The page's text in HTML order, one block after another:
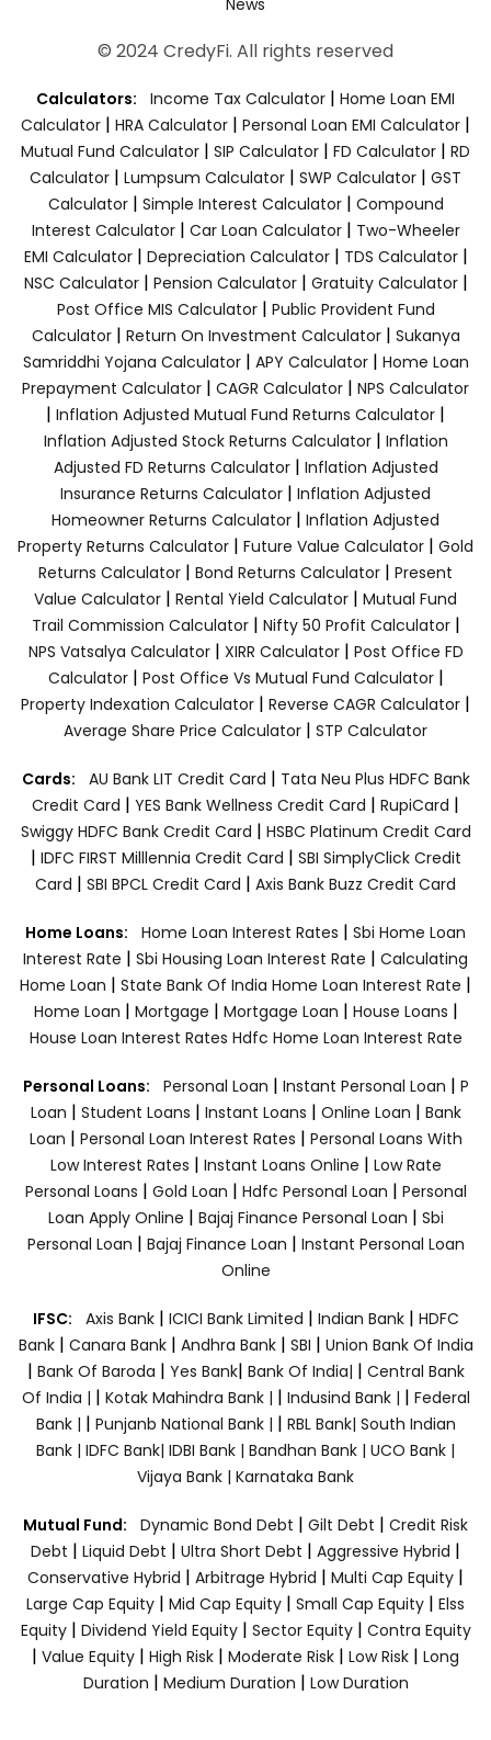
© 2024 CredyFi. All rights reserved
Calculators: Income Tax Calculator | Home Loan EMI
Calculator | HRA Calculator | Personal Loan EMI Calculator |
Mutual Fund Calculator | SIP Calculator | FD Calculator | RD
Calculator | Lumpsum Calculator | SWP Calculator | GST
Calculator| Simple Interest Calculator| Compound
Interest Calculator| Car Loan Calculator| Two-Wheeler
EMI Calculator| Depreciation Calculator| TDS Calculator|
NSC Calculator| Pension Calculator| Gratuity Calculator|
Post Office MIS Calculator| Public Provident Fund
Calculator| Return On Investment Calculator| Sukanya
Samriddhi Yojana Calculator| APY Calculator| Home Loan
Prepayment Calculator | CAGR Calculator | NPS Calculator
| Inflation Adjusted Mutual Fund Returns Calculator |
Inflation Adjusted Stock Returns Calculator| Inflation
Adjusted FD Returns Calculator| Inflation Adjusted
Insurance Returns Calculator | Inflation Adjusted
Homeowner Returns Calculator | Inflation Adjusted
Property Returns Calculator | Future Value Calculator | Gold
Returns Calculator | Bond Returns Calculator | Present
Value Calculator | Rental Yield Calculator | Mutual Fund
Trail Commission Calculator| Nifty 50 Profit Calculator|
NPS Vatsalya Calculator| XIRR Calculator| Post Office FD
Calculator| Post Office Vs Mutual Fund Calculator|
Property Indexation Calculator | Reverse CAGR Calculator |
Average Share Price Calculator | STP Calculator
Cards: AU Bank LIT Credit Card | Tata Neu Plus HDFC Bank
Credit Card | YES Bank Wellness Credit Card | RupiCard |
Swiggy HDFC Bank Credit Card | HSBC Platinum Credit Card
| IDFC FIRST Milllennia Credit Card | SBI SimplyClick Credit
Card | SBI BPCL Credit Card | Axis Bank Buzz Credit Card
Home Loans: Home Loan Interest Rates | Sbi Home Loan
Interest Rate | Sbi Housing Loan Interest Rate | Calculating
Home Loan | State Bank Of India Home Loan Interest Rate |
Home Loan | Mortgage | Mortgage Loan | House Loans |
House Loan Interest Rates Hdfc Home Loan Interest Rate
Personal Loans: Personal Loan | Instant Personal Loan | P
Loan | Student Loans | Instant Loans | Online Loan | Bank
Loan | Personal Loan Interest Rates | Personal Loans With
Low Interest Rates | Instant Loans Online | Low Rate
Personal Loans | Gold Loan | Hdfc Personal Loan | Personal
Loan Apply Online | Bajaj Finance Personal Loan | Sbi
Personal Loan | Bajaj Finance Loan | Instant Personal Loan
Online
IFSC: Axis Bank | ICICI Bank Limited | Indian Bank | HDFC
Bank| Canara Bank | Andhra Bank| SBI | Union Bank Of India
| Bank Of Baroda | Yes Bank| Bank Of India| | Central Bank
Of India | | Kotak Mahindra Bank | | Indusind Bank | | Federal
Bank | | Punjanb National Bank | | RBL Bank| South Indian
Bank | IDFC Bank| IDBI Bank | Bandhan Bank | UCO Bank |
Vijaya Bank | Karnataka Bank
Mutual Fund: Dynamic Bond Debt | Gilt Debt | Credit Risk
Debt | Liquid Debt | Ultra Short Debt | Aggressive Hybrid |
Conservative Hybrid | Arbitrage Hybrid | Multi Cap Equity |
Large Cap Equity | Mid Cap Equity | Small Cap Equity | Elss
Equity| Dividend Yield Equity| Sector Equity | Contra Equity
| Value Equity | High Risk | Moderate Risk | Low Risk | Long
Duration | Medium Duration | Low Duration